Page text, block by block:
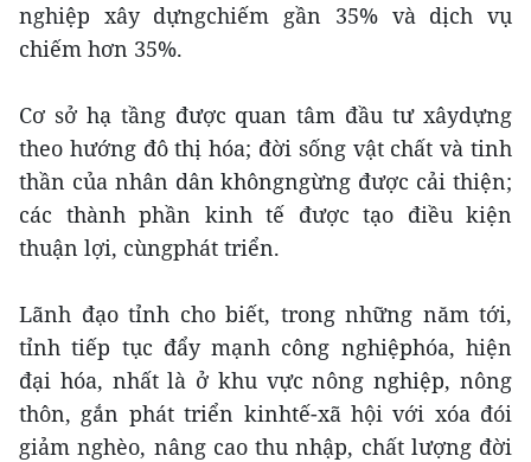
nghiệp xây dựngchiếm gần 35% và dịch vụ
chiếm hơn 35%.
Cơ sở hạ tầng được quan tâm đầu tư xâydựng
theo hướng đô thị hóa; đời sống vật chất và tinh
thần của nhân dân khôngngừng được cải thiện;
các thành phần kinh tế được tạo điều kiện
thuận lợi, cùngphát triển.
Lãnh đạo tỉnh cho biết, trong những năm tới,
tỉnh tiếp tục đẩy mạnh công nghiệphóa, hiện
đại hóa, nhất là ở khu vực nông nghiệp, nông
thôn, gắn phát triển kinhtế-xã hội với xóa đói
giảm nghèo, nâng cao thu nhập, chất lượng đời